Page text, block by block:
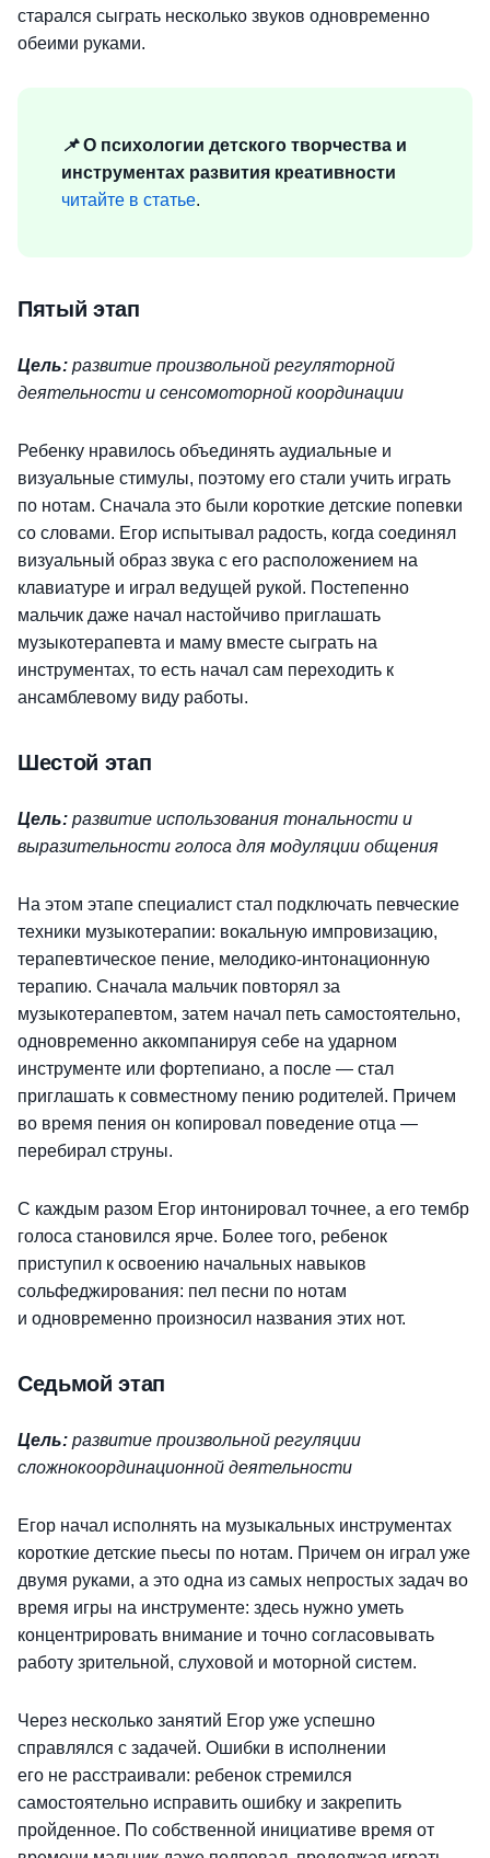
старался сыграть несколько звуков одновременно
обеими руками.
📌О психологии детского творчества и
инструментах развития креативности
читайте в статье.
Пятый этап
Цель: развитие произвольной регуляторной
деятельности и сенсомоторной координации
Ребенку нравилось объединять аудиальные и
визуальные стимулы, поэтому его стали учить играть
по нотам. Сначала это были короткие детские попевки
со словами. Егор испытывал радость, когда соединял
визуальный образ звука с его расположением на
клавиатуре и играл ведущей рукой. Постепенно
мальчик даже начал настойчиво приглашать
музыкотерапевта и маму вместе сыграть на
инструментах, то есть начал сам переходить к
ансамблевому виду работы.
Шестой этап
Цель: развитие использования тональности и
выразительности голоса для модуляции общения
На этом этапе специалист стал подключать певческие
техники музыкотерапии: вокальную импровизацию,
терапевтическое пение, мелодико-интонационную
терапию. Сначала мальчик повторял за
музыкотерапевтом, затем начал петь самостоятельно,
одновременно аккомпанируя себе на ударном
инструменте или фортепиано, а после — стал
приглашать к совместному пению родителей. Причем
во время пения он копировал поведение отца —
перебирал струны.
С каждым разом Егор интонировал точнее, а его тембр
голоса становился ярче. Более того, ребенок
приступил к освоению начальных навыков
сольфеджирования: пел песни по нотам
и одновременно произносил названия этих нот.
Седьмой этап
Цель: развитие произвольной регуляции
сложнокоординационной деятельности
Егор начал исполнять на музыкальных инструментах
короткие детские пьесы по нотам. Причем он играл уже
двумя руками, а это одна из самых непростых задач во
время игры на инструменте: здесь нужно уметь
концентрировать внимание и точно согласовывать
работу зрительной, слуховой и моторной систем.
Через несколько занятий Егор уже успешно
справлялся с задачей. Ошибки в исполнении
его не расстраивали: ребенок стремился
самостоятельно исправить ошибку и закрепить
пройденное. По собственной инициативе время от